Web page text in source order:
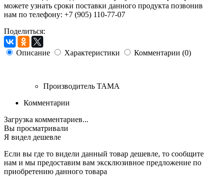
можете узнать сроки поставки данного продукта позвонив
нам по телефону: +7 (905) 110-77-07
Поделиться:
Описание Характеристики Комментарии (0)
Производитель TAMA
Комментарии
Загрузка комментариев...
Вы просматривали
Я видел дешевле
Если вы где то видели данный товар дешевле, то сообщите
нам и мы предоставим вам эксклюзивное предложение по
приобретению данного товара